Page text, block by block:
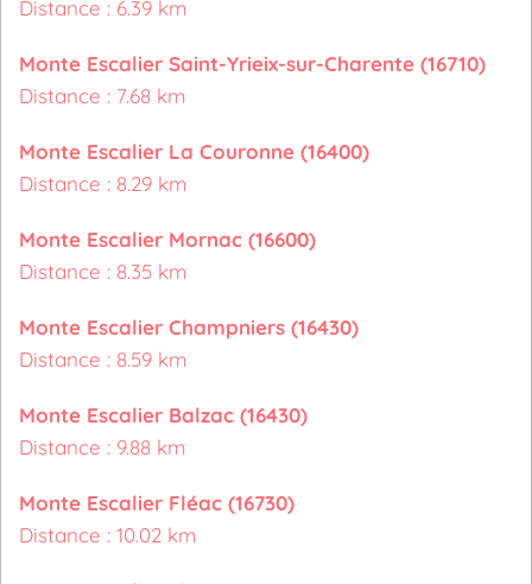
Distance : 6.39 km
Monte Escalier Saint-Yrieix-sur-Charente (16710)
Distance : 7.68 km
Monte Escalier La Couronne (16400)
Distance : 8.29 km
Monte Escalier Mornac (16600)
Distance : 8.35 km
Monte Escalier Champniers (16430)
Distance : 8.59 km
Monte Escalier Balzac (16430)
Distance : 9.88 km
Monte Escalier Fléac (16730)
Distance : 10.02 km